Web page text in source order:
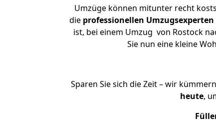
Umzüge können mitunter recht
die professionellen Umzugsexperten
ist, bei einem Umzug von Rostock
Sie nun eine kleine
Sparen Sie sich die Zeit – wir
heute,